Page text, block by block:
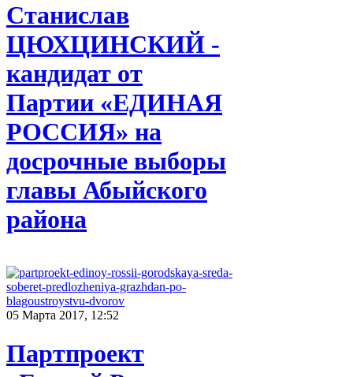
Станислав
ЦЮХЦИНСКИЙ -
кандидат от
Партии «ЕДИНАЯ
РОССИЯ» на
досрочные выборы
главы Абыйского
района
05 Марта 2017, 12:52
Партпроект